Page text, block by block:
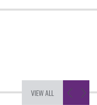
VIEW ALL